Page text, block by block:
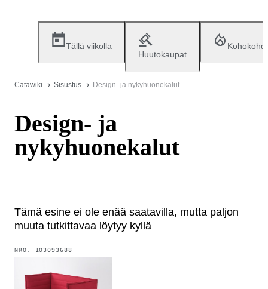
Tällä viikolla
Huutokaupat
Catawiki Sisustus Design- ja nykyhuonekalut
Design- ja
nykyhuonekalut
Tämä esine ei ole enää saatavilla, mutta paljon
muuta tutkittavaa löytyy kyllä
NRO. 103093688